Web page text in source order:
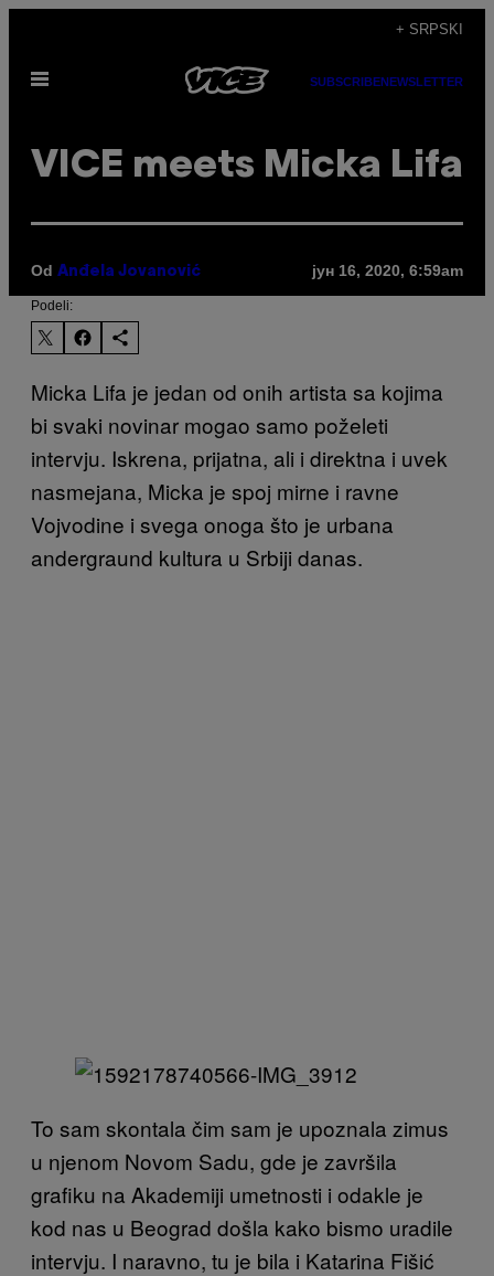
садржај
+ SRPSKI
Otvori
SUBSCRIBENEWSLETTER
VICE meets Micka Lifa
Od Anđela Jovanović јун 16, 2020, 6:59am
Podeli:
Micka Lifa je jedan od onih artista sa kojima
bi svaki novinar mogao samo poželeti
intervju. Iskrena, prijatna, ali i direktna i uvek
nasmejana, Micka je spoj mirne i ravne
Vojvodine i svega onoga što je urbana
andergraund kultura u Srbiji danas.
To sam skontala čim sam je upoznala zimus
u njenom Novom Sadu, gde je završila
grafiku na Akademiji umetnosti i odakle je
kod nas u Beograd došla kako bismo uradile
intervju. I naravno, tu je bila i Katarina Fišić